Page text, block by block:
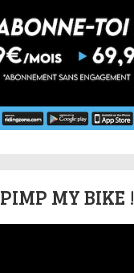
PIMP MY BIKE !